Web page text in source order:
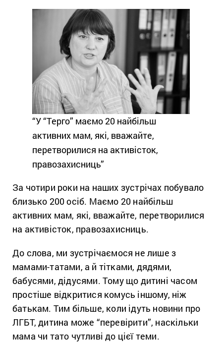
“У “Терго” маємо 20 найбільш
активних мам, які, вважайте,
перетворилися на активісток,
правозахисниць”
За чотири роки на наших зустрічах побувало
близько 200 осіб. Маємо 20 найбільш
активних мам, які, вважайте, перетворилися
на активісток, правозахисниць.
До слова, ми зустрічаємося не лише з
мамами-татами, а й тітками, дядями,
бабусями, дідусями. Тому що дитині часом
простіше відкритися комусь іншому, ніж
батькам. Тим більше, коли ідуть новини про
ЛГБТ, дитина може “перевірити”, наскільки
мама чи тато чутливі до цієї теми.